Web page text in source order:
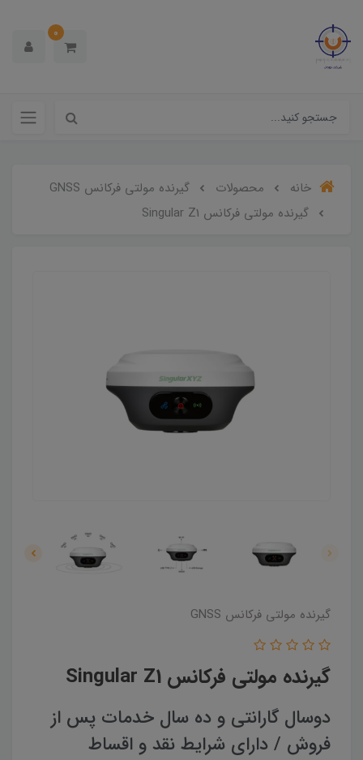
0
خانه محصولات
گیرنده مولتی فرکانس GNSS
گیرنده مولتی فرکانس Singular Z1
گیرنده مولتی فرکانس GNSS
گیرنده مولتی فرکانس Singular Z1
دوسال گارانتی و ده سال خدمات پس از
فروش / دارای شرایط نقد و اقساط